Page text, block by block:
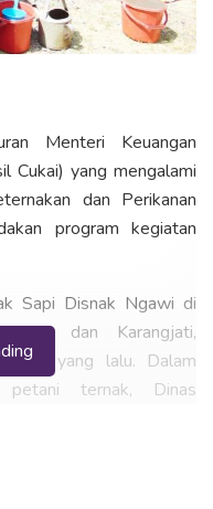
Menteri Keuangan
Cukai) yang mengalami
dan Perikanan
program kegiatan
Sapi Disnak Ngawi di
dan Karangjati,
yang lalu. Dalam
petani ternak, Dinas